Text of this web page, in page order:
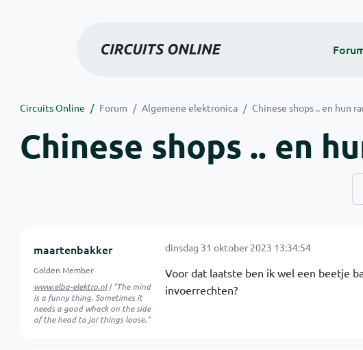
Circuits Online Forum Algemene elektronica Chinese shops .. en hun
Chinese shops .. en
maartenbakker
Golden Member
www.elba-elektro.nl| "The mind
is a funny thing. Sometimes it
needs a good whack on the side
of the head to jar things loose."
dinsdag 31 oktober 2023 13:34:54
Voor dat laatste ben ik wel een beetje
invoerrechten?